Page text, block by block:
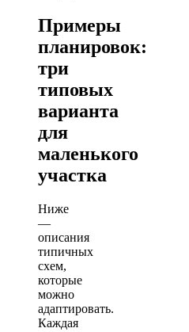
Примеры
планировок:
три
типовых
варианта
для
маленького
участка
Ниже
—
описания
типичных
схем,
которые
можно
адаптировать.
Каждая